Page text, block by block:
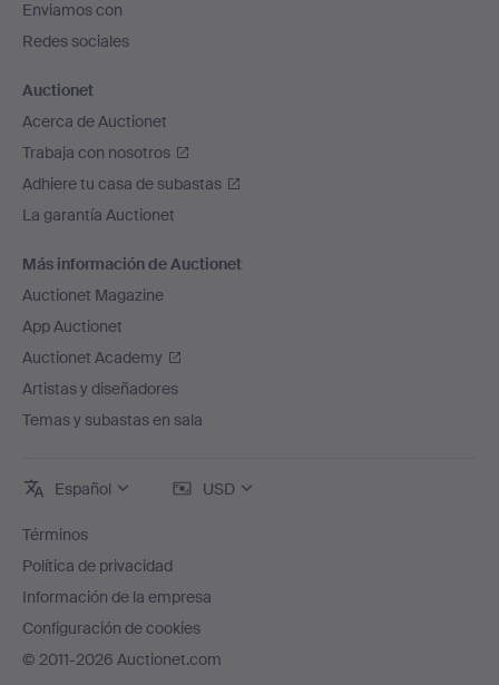
página
Enviamos con
Redes sociales
Auctionet
Acerca de Auctionet
Trabaja con nosotros
Adhiere tu casa de subastas
La garantía Auctionet
Más información de Auctionet
Auctionet Magazine
App Auctionet
Auctionet Academy
Artistas y diseñadores
Temas y subastas en sala
Español USD
Términos
Política de privacidad
Información de la empresa
Configuración de cookies
© 2011-2026 Auctionet.com